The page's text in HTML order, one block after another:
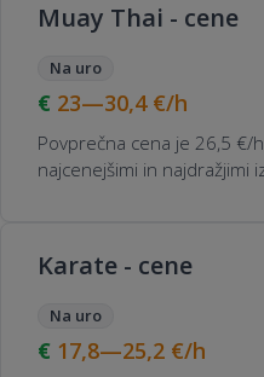
Muay Thai - cene
Na uro
23—30,4 €/h
Povprečna cena je 26,5 €/
najcenejšimi in najdražjimi
Karate - cene
Na uro
17,8—25,2 €/h